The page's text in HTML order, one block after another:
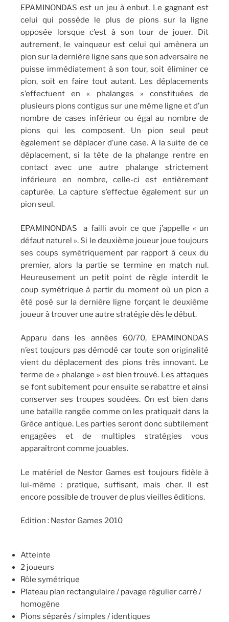
EPAMINONDAS est un jeu à enbut. Le gagnant est
celui qui possède le plus de pions sur la ligne
opposée lorsque c’est à son tour de jouer. Dit
autrement, le vainqueur est celui qui amènera un
pion sur la dernière ligne sans que son adversaire ne
puisse immédiatement à son tour, soit éliminer ce
pion, soit en faire tout autant. Les déplacements
s’effectuent en « phalanges » constituées de
plusieurs pions contigus sur une même ligne et d’un
nombre de cases inférieur ou égal au nombre de
pions qui les composent. Un pion seul peut
également se déplacer d’une case. A la suite de ce
déplacement, si la tête de la phalange rentre en
contact avec une autre phalange strictement
inférieure en nombre, celle-ci est entièrement
capturée. La capture s’effectue également sur un
pion seul.
EPAMINONDAS a failli avoir ce que j’appelle « un
défaut naturel ». Si le deuxième joueur joue toujours
ses coups symétriquement par rapport à ceux du
premier, alors la partie se termine en match nul.
Heureusement un petit point de règle interdit le
coup symétrique à partir du moment où un pion a
été posé sur la dernière ligne forçant le deuxième
joueur à trouver une autre stratégie dès le début.
Apparu dans les années 60/70, EPAMINONDAS
n’est toujours pas démodé car toute son originalité
vient du déplacement des pions très innovant. Le
terme de « phalange » est bien trouvé. Les attaques
se font subitement pour ensuite se rabattre et ainsi
conserver ses troupes soudées. On est bien dans
une bataille rangée comme on les pratiquait dans la
Grèce antique. Les parties seront donc subtilement
engagées et de multiples stratégies vous
apparaîtront comme jouables.
Le matériel de Nestor Games est toujours fidèle à
lui-même : pratique, suffisant, mais cher. Il est
encore possible de trouver de plus vieilles éditions.
Edition : Nestor Games 2010
Atteinte
2 joueurs
Rôle symétrique
Plateau plan rectangulaire / pavage régulier carré /
homogène
Pions séparés / simples / identiques